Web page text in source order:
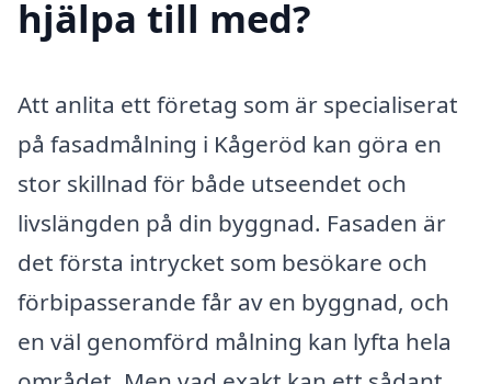
hjälpa till med?
Att anlita ett företag som är specialiserat
på fasadmålning i Kågeröd kan göra en
stor skillnad för både utseendet och
livslängden på din byggnad. Fasaden är
det första intrycket som besökare och
förbipasserande får av en byggnad, och
en väl genomförd målning kan lyfta hela